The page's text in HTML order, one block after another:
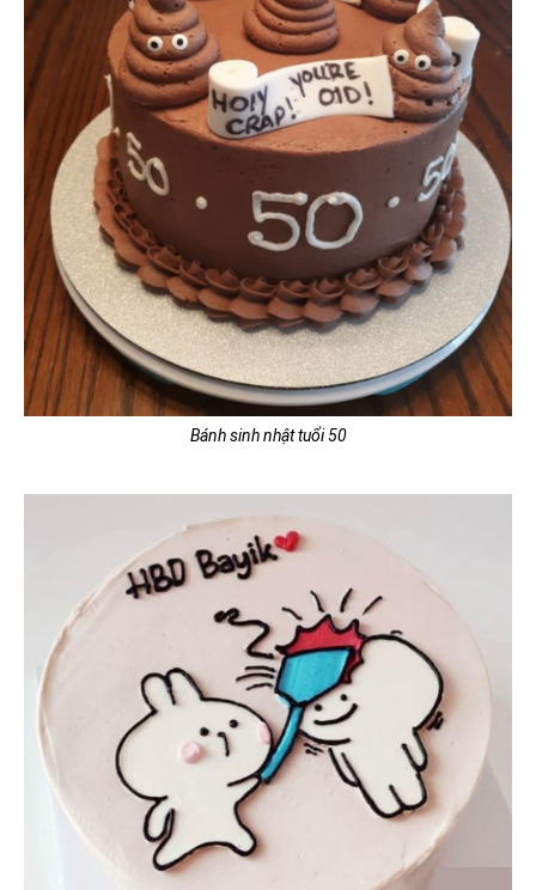
Bánh sinh nhật tuổi 50